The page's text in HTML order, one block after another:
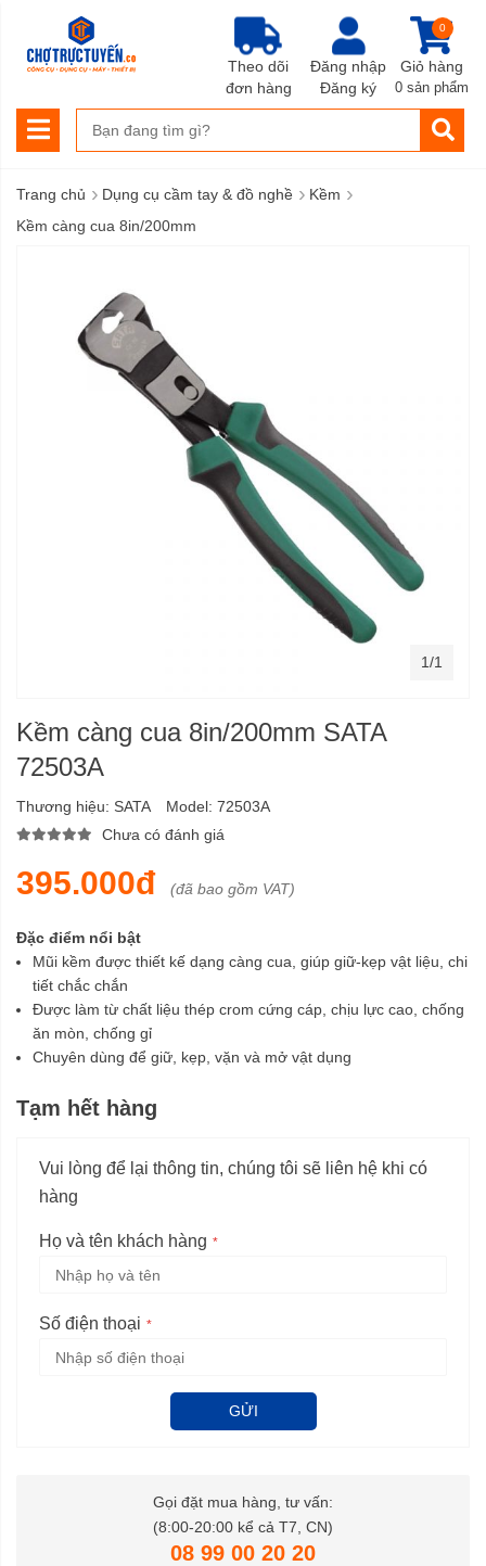
Đăng nhập
Đăng ký
Giỏ hàng
0
0 sản phẩm
Theo dõi
đơn hàng
Trang chủ › Dụng cụ cầm tay & đồ nghề › Kềm ›
Kềm càng cua 8in/200mm
Kềm càng cua 8in/200mm SATA
72503A
Thương hiệu: SATA Model: 72503A
Chưa có đánh giá
395.000đ (đã bao gồm VAT)
Đặc điểm nổi bật
Mũi kềm được thiết kế dạng càng cua, giúp giữ-kẹp vật liệu, chi
tiết chắc chắn
Được làm từ chất liệu thép crom cứng cáp, chịu lực cao, chống
ăn mòn, chống gỉ
Chuyên dùng để giữ, kẹp, vặn và mở vật dụng
Tạm hết hàng
Vui lòng để lại thông tin, chúng tôi sẽ liên hệ khi có
hàng
Họ và tên khách hàng
Số điện thoại
GỬI
Gọi đặt mua hàng, tư vấn:
(8:00-20:00 kể cả T7, CN)
08 99 00 20 20
1/1